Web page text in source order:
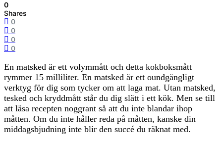
0
Shares
0
0
0
0
En matsked är ett volymmått och detta kokboksmått
rymmer 15 milliliter. En matsked är ett oundgängligt
verktyg för dig som tycker om att laga mat. Utan matsked,
tesked och kryddmått står du dig slätt i ett kök. Men se till
att läsa recepten noggrant så att du inte blandar ihop
måtten. Om du inte håller reda på måtten, kanske din
middagsbjudning inte blir den succé du räknat med.